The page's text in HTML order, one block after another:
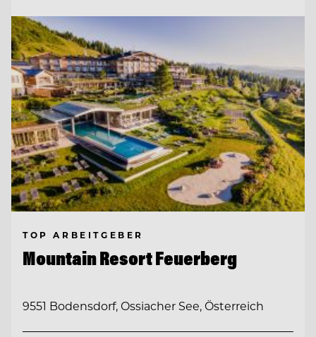
TOP ARBEITGEBER
Mountain Resort Feuerberg
9551 Bodensdorf, Ossiacher See, Österreich